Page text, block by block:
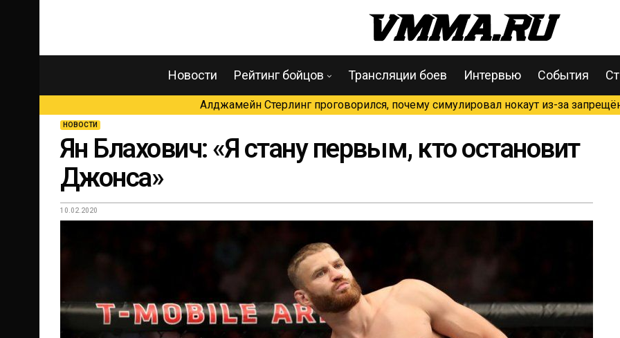
Новости Рейтинг бойцов Трансляции боев Интервью События
Алджамейн Стерлинг проговорился, почему симулировал нокаут из-за
НОВОСТИ
Ян Блахович: «Я стану первым, кто остановит
Джонса»
10.02.2020